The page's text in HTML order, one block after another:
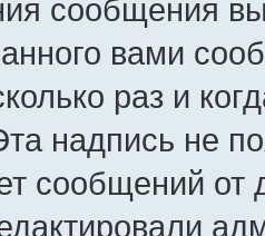
сообщения
вами
раз и
надпись не
сообщений от